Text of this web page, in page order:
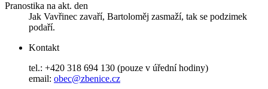
Pranostika na akt. den
Jak Vavřinec zavaří, Bartoloměj zasmaží, tak se podzimek
podaří.
Kontakt
tel.: +420 318 694 130 (pouze v úřední hodiny)
email: obec@zbenice.cz